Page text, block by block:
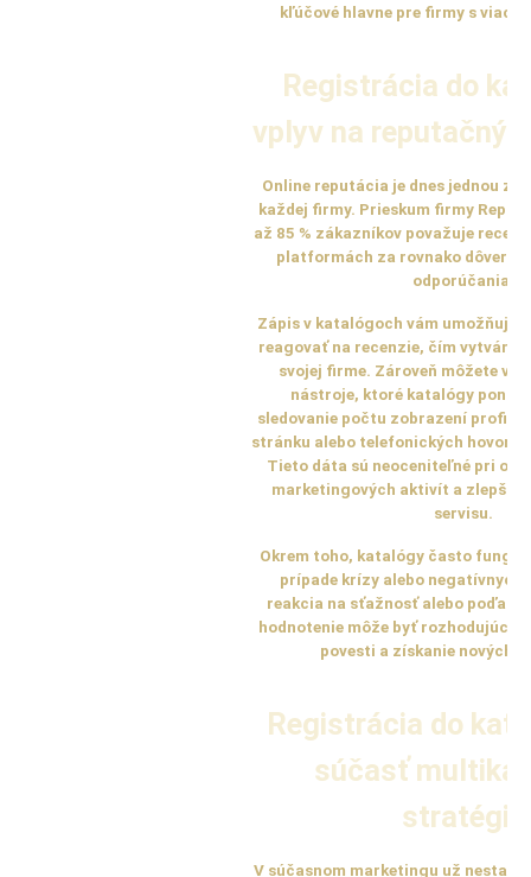
kľúčové hlavne pre firmy s
Registrácia do
vplyv na reputačný
Online reputácia je dnes jednou z
každej firmy. Prieskum firmy
až 85 % zákazníkov považuje
platformách za rovnako
odporúčania.
Zápis v katalógoch vám umožňuje
reagovať na recenzie, čím
svojej firme. Zároveň môžete
nástroje, ktoré katalógy
sledovanie počtu zobrazení profilu,
stránku alebo telefonických
Tieto dáta sú neoceniteľné pri
marketingových aktivít a
servisu.
Okrem toho, katalógy často
prípade krízy alebo negatívnych
reakcia na sťažnosť alebo
hodnotenie môže byť rozhodujúca
povesti a získanie nových
Registrácia do
súčasť
stratégie
V súčasnom marketingu už nestačí